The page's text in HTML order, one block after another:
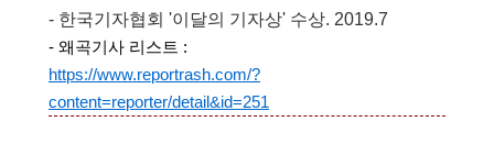
- 한국기자협회 '이달의 기자상' 수상. 2019.7
- 왜곡기사 리스트 :
https://www.reportrash.com/?
content=reporter/detail&id=251